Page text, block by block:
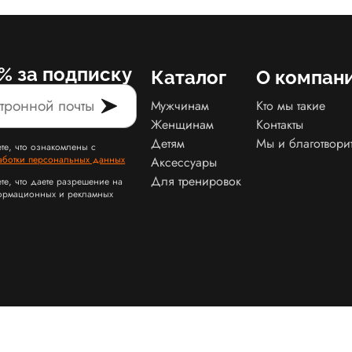
за подписку
что ознакомлены с
персональных данных
что даете разрешение на
и рекламных
Каталог
Мужчинам
Женщинам
Детям
Аксессуары
Для тренировок
О
Кто мы такие
Контакты
Мы и